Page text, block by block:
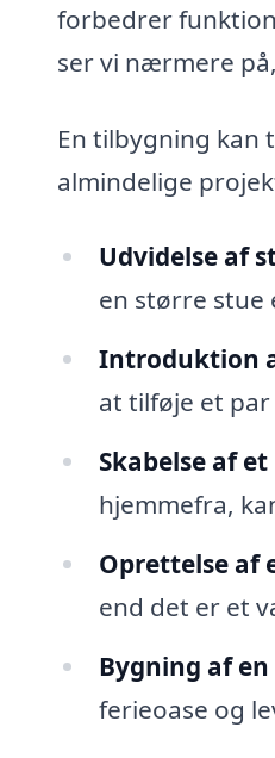
forbedrer
ser vi nærmere
En tilbygning kan
almindelige
Udvidelse af
en større stue
Introduktion
at tilføje et
Skabelse af
hjemmefra,
Oprettelse af
end det er et
Bygning af
ferieoase og